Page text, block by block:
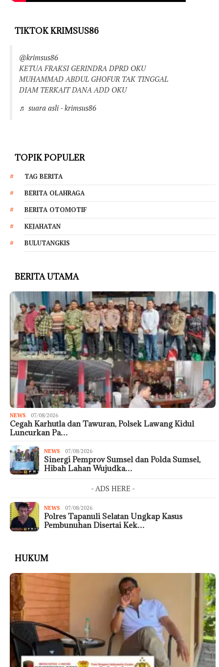
TIKTOK KRIMSUS86
@krimsus86
KETUA FRAKSI GERINDRA DPRD OKU
MUHAMMAD ABDUL GHOFUR TAK TINGGAL
DIAM TERKAIT DANA ADD OKU
♬ suara asli - krimsus86
TOPIK POPULER
TAG BERITA
BERITA OLAHRAGA
BERITA OTOMOTIF
KEJAHATAN
BULUTANGKIS
BERITA UTAMA
NEWS 07/08/2026
Cegah Karhutla dan Tawuran, Polsek Lawang Kidul
Luncurkan Pa…
NEWS 07/08/2026
Sinergi Pemprov Sumsel dan Polda Sumsel,
Hibah Lahan Wujudka…
- ADS HERE -
NEWS 07/08/2026
Polres Tapanuli Selatan Ungkap Kasus
Pembunuhan Disertai Kek…
HUKUM